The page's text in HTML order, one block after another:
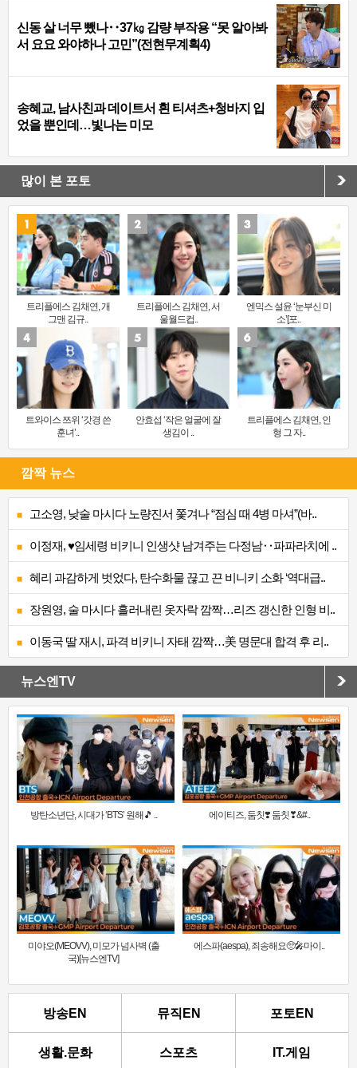
신동 살 너무 뺐나‥37㎏ 감량 부작용 “못 알아봐
서 요요 와야하나 고민”(전현무계획4)
송혜교, 남사친과 데이트서 흰 티셔츠+청바지 입
었을 뿐인데…빛나는 미모
많이 본 포토
트리플에스 김채연, 개
그맨 김규..
트리플에스 김채연, 서
울월드컵..
엔믹스 설윤 ‘눈부신 미
소’[포..
트와이스 쯔위 ‘갓경 쓴
훈녀’..
안효섭 ‘작은 얼굴에 잘
생김이 ..
트리플에스 김채연, 인
형 그 자..
깜짝 뉴스
고소영, 낮술 마시다 노량진서 쫓겨나 “점심 때 4병 마셔”(바..
이정재, ♥임세령 비키니 인생샷 남겨주는 다정남‥파파라치에 ..
혜리 과감하게 벗었다, 탄수화물 끊고 끈 비니키 소화 ‘역대급..
장원영, 술 마시다 흘러내린 옷자락 깜짝…리즈 갱신한 인형 비..
이동국 딸 재시, 파격 비키니 자태 깜짝…美 명문대 합격 후 리..
뉴스엔TV
방탄소년단, 시대가 ‘BTS’ 원해🎵 .. 에이티즈, 둠칫❣️ 둠칫❣&#..
미야오(MEOVV), 미모가 넘사벽 (출
국)[뉴스엔TV]
에스파(aespa), 죄송해요🥺🎤마이..
방송EN 뮤직EN 포토EN
생활.문화 스포츠 IT.게임